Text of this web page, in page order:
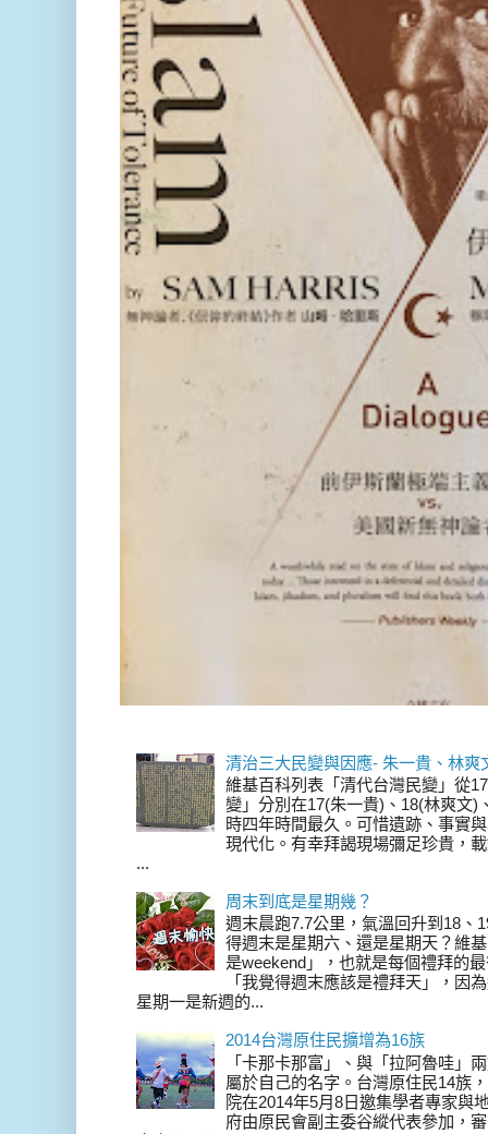
清治三大民變與因應- 朱一貴、林爽
維基百科列表「清代台灣民變」從
變」分別在17(朱一貴)、18(林爽文)
時四年時間最久。可惜遺跡、事實
現代化。有幸拜謁現場彌足珍貴，
...
周末到底是星期幾？
週末晨跑7.7公里，氣溫回升到18、
得週末是星期六、還是星期天？維
是weekend」，也就是每個禮拜的
「我覺得週末應該是禮拜天」，因
星期一是新週的...
2014台灣原住民擴增為16族
「卡那卡那富」、與「拉阿魯哇」
屬於自己的名字。台灣原住民14族
院在2014年5月8日邀集學者專家與
府由原民會副主委谷縱代表參加，